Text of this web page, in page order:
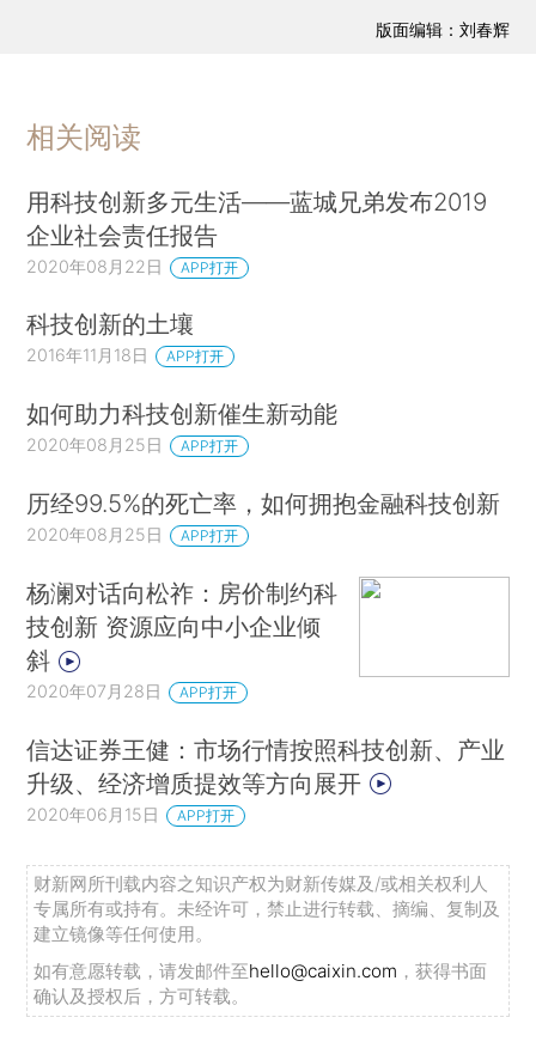
版面编辑：刘春辉
相关阅读
用科技创新多元生活——蓝城兄弟发布2019
企业社会责任报告
2020年08月22日 APP打开
科技创新的土壤
2016年11月18日 APP打开
如何助力科技创新催生新动能
2020年08月25日 APP打开
历经99.5%的死亡率，如何拥抱金融科技创新
2020年08月25日 APP打开
杨澜对话向松祚：房价制约科
技创新 资源应向中小企业倾
斜
2020年07月28日 APP打开
信达证券王健：市场行情按照科技创新、产业
升级、经济增质提效等方向展开
2020年06月15日 APP打开
财新网所刊载内容之知识产权为财新传媒及/或相关权利人
专属所有或持有。未经许可，禁止进行转载、摘编、复制及
建立镜像等任何使用。
如有意愿转载，请发邮件至hello@caixin.com ，获得书面
确认及授权后，方可转载。